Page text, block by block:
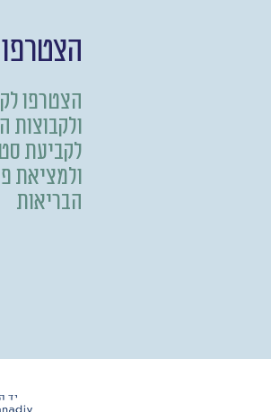
הצטרפו
ולקבוצות
ולמציאת
הבריאות